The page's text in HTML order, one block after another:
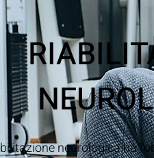
neurologica ha